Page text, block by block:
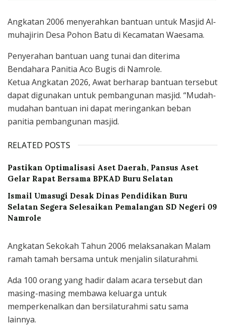
Angkatan 2006 menyerahkan bantuan untuk Masjid Al-
muhajirin Desa Pohon Batu di Kecamatan Waesama.
Penyerahan bantuan uang tunai dan diterima
Bendahara Panitia Aco Bugis di Namrole.
Ketua Angkatan 2026, Awat berharap bantuan tersebut
dapat digunakan untuk pembangunan masjid. “Mudah-
mudahan bantuan ini dapat meringankan beban
panitia pembangunan masjid.
RELATED POSTS
Pastikan Optimalisasi Aset Daerah, Pansus Aset
Gelar Rapat Bersama BPKAD Buru Selatan
Ismail Umasugi Desak Dinas Pendidikan Buru
Selatan Segera Selesaikan Pemalangan SD Negeri 09
Namrole
Angkatan Sekokah Tahun 2006 melaksanakan Malam
ramah tamah bersama untuk menjalin silaturahmi.
Ada 100 orang yang hadir dalam acara tersebut dan
masing-masing membawa keluarga untuk
memperkenalkan dan bersilaturahmi satu sama
lainnya.